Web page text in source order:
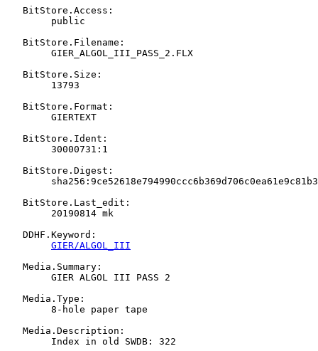
   BitStore.Access:
   BitStore.Filename:
   BitStore.Size:
   BitStore.Format:
   BitStore.Ident:
   BitStore.Digest:
   BitStore.Last_edit:
   DDHF.Keyword:
GIER/ALGOL_III
   Media.Summary:
   Media.Type:
   Media.Description: